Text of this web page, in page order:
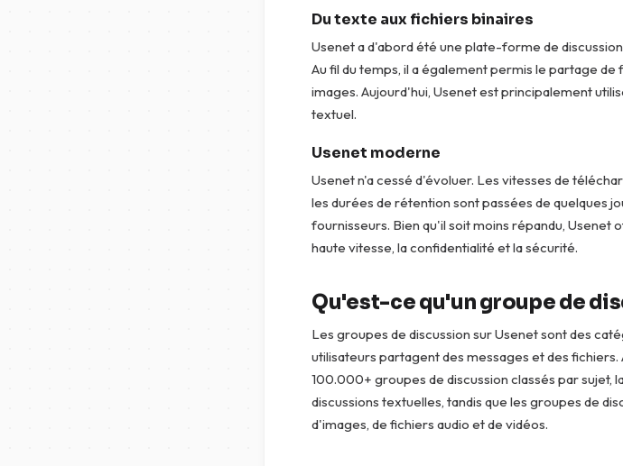
Du texte aux fichiers binaires
Usenet a d'abord été une plate-forme de
Au fil du temps, il a également permis le partage
images. Aujourd'hui, Usenet est principalement
textuel.
Usenet moderne
Usenet n'a cessé d'évoluer. Les vitesses de
les durées de rétention sont passées de quelques
fournisseurs. Bien qu'il soit moins répandu, Usenet
haute vitesse, la confidentialité et la sécurité.
Qu'est-ce qu'un groupe de
Les groupes de discussion sur Usenet sont des
utilisateurs partagent des messages et des
100.000+ groupes de discussion classés par sujet,
discussions textuelles, tandis que les groupes de
d'images, de fichiers audio et de vidéos.